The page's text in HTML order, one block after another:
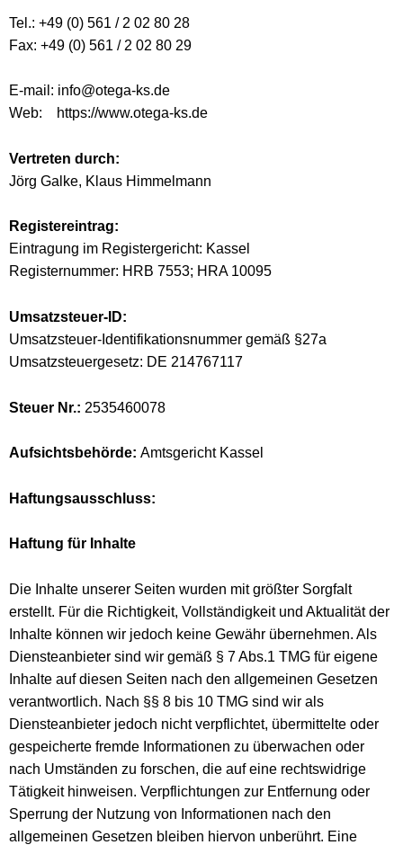
Tel.: +49 (0) 561 / 2 02 80 28
Fax: +49 (0) 561 / 2 02 80 29
E-mail: info@otega-ks.de
Web: https://www.otega-ks.de
Vertreten durch:
Jörg Galke, Klaus Himmelmann
Registereintrag:
Eintragung im Registergericht: Kassel
Registernummer: HRB 7553; HRA 10095
Umsatzsteuer-ID:
Umsatzsteuer-Identifikationsnummer gemäß §27a
Umsatzsteuergesetz: DE 214767117
Steuer Nr.: 2535460078
Aufsichtsbehörde: Amtsgericht Kassel
Haftungsausschluss:
Haftung für Inhalte
Die Inhalte unserer Seiten wurden mit größter Sorgfalt
erstellt. Für die Richtigkeit, Vollständigkeit und Aktualität der
Inhalte können wir jedoch keine Gewähr übernehmen. Als
Diensteanbieter sind wir gemäß § 7 Abs.1 TMG für eigene
Inhalte auf diesen Seiten nach den allgemeinen Gesetzen
verantwortlich. Nach §§ 8 bis 10 TMG sind wir als
Diensteanbieter jedoch nicht verpflichtet, übermittelte oder
gespeicherte fremde Informationen zu überwachen oder
nach Umständen zu forschen, die auf eine rechtswidrige
Tätigkeit hinweisen. Verpflichtungen zur Entfernung oder
Sperrung der Nutzung von Informationen nach den
allgemeinen Gesetzen bleiben hiervon unberührt. Eine